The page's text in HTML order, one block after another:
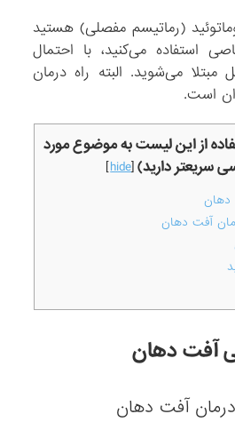
(رماتیسم مفصلی) هستید
استفاده می‌کنید، با احتمال
می‌شوید. البته راه درمان
است.
از این لیست به موضوع مورد
سریعتر دارید)[
hide
]
دهان
آفت دهان